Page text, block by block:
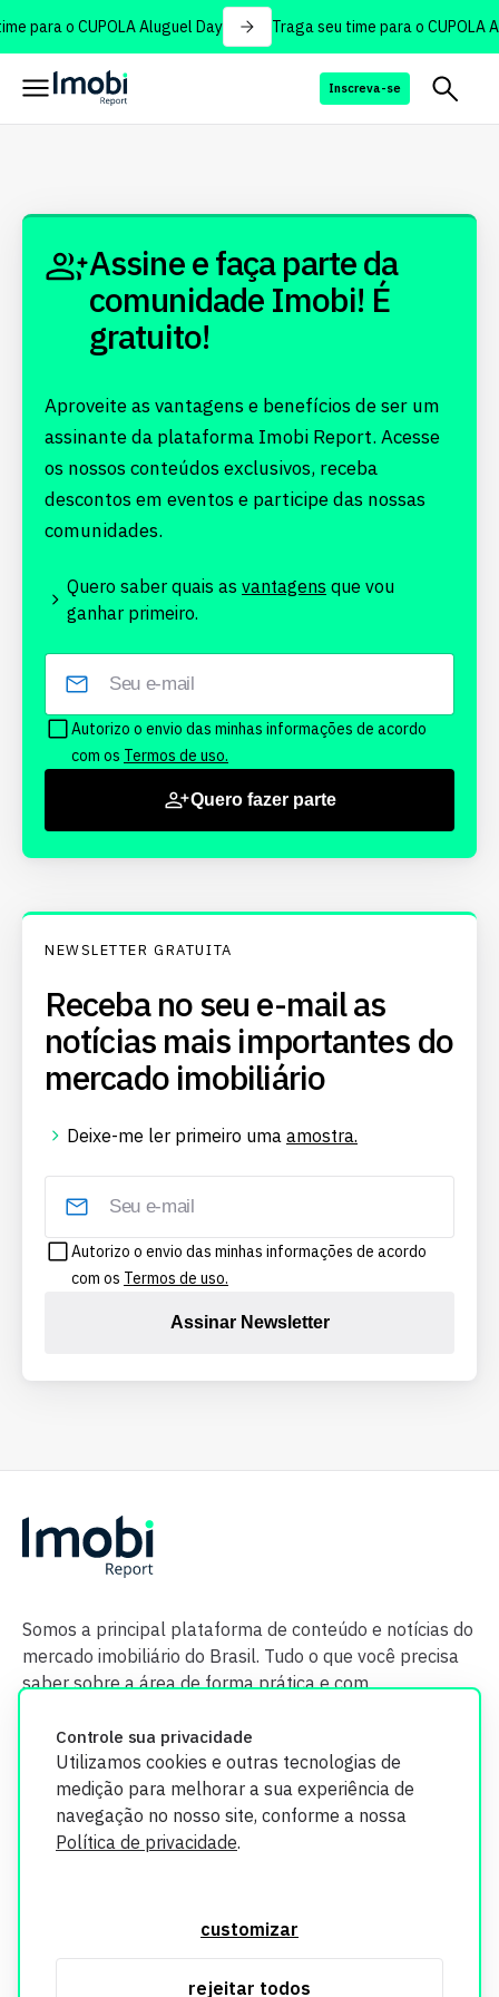
para o CUPOLA Aluguel Day Traga seu time para o CUPOLA
Inscreva-se
Controle sua privacidade
Utilizamos cookies e outras tecnologias de
medição para melhorar a sua experiência de
navegação no nosso site, conforme a nossa
Política de privacidade.
customizar
rejeitar todos
Assine e faça parte da
comunidade Imobi! É
gratuito!
Aproveite as vantagens e benefícios de ser um
assinante da plataforma Imobi Report. Acesse
os nossos conteúdos exclusivos, receba
descontos em eventos e participe das nossas
comunidades.
Quero saber quais as vantagens que vou
ganhar primeiro.
Autorizo o envio das minhas informações de acordo
com os Termos de uso.
Quero fazer parte
NEWSLETTER GRATUITA
Receba no seu e-mail as
notícias mais importantes do
mercado imobiliário
Deixe-me ler primeiro uma amostra.
Autorizo o envio das minhas informações de acordo
com os Termos de uso.
Assinar Newsletter
Somos a principal plataforma de conteúdo e notícias do
mercado imobiliário do Brasil. Tudo o que você precisa
saber sobre a área de forma prática e com
segurança. Todos os dados coletados em nosso site são
utilizados exclusivamente para fins de aprimoramento de
informações, consulte nossa Política de Privacidade.